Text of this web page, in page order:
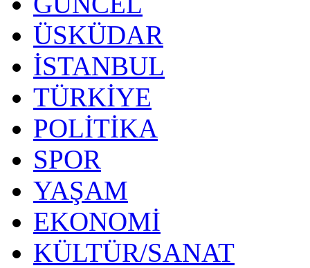
ÜSKÜDAR
İSTANBUL
TÜRKİYE
POLİTİKA
SPOR
YAŞAM
EKONOMİ
KÜLTÜR/SANAT